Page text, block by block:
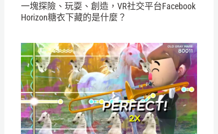
一塊探險、玩耍、創造，VR社交平台Facebook
Horizon糖衣下藏的是什麼？